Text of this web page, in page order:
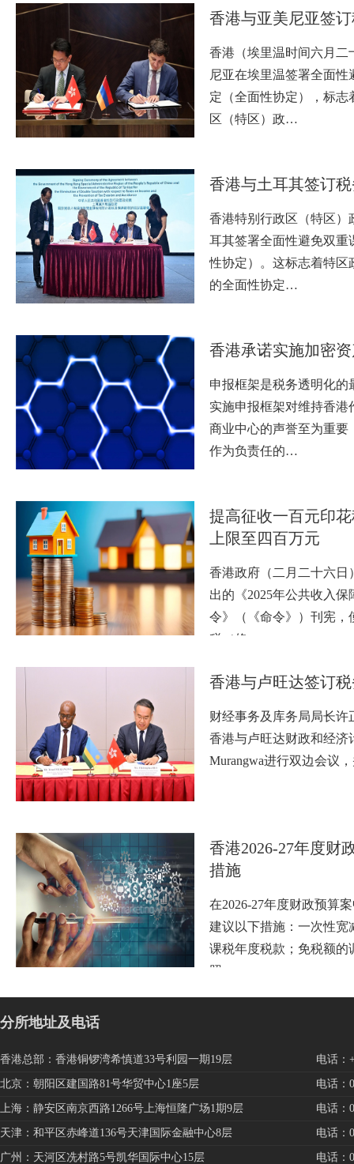
香港与亚美尼亚签
香港（埃里温时间六月二
尼亚在埃里温签署全面性
定（全面性协定），标志
区（特区）政…
香港与土耳其签订
香港特别行政区（特区）
耳其签署全面性避免双重
性协定）。这标志着特区
的全面性协定…
香港承诺实施加密
申报框架是税务透明化的
实施申报框架对维持香港
商业中心的声誉至为重要
作为负责任的…
提高征收一百元印
上限至四百万元
香港政府（二月二十六日
出的《2025年公共收入保
令》（《命令》）刊宪，
税（修…
香港与卢旺达签订
财经事务及库务局局长许
香港与卢旺达财政和经济
Murangwa进行双边会议
香港2026-27年度财
措施
在2026-27年度财政预算
建议以下措施：一次性宽
课税年度税款；免税额的
照…
分所地址及电话
香港总部：香港铜锣湾希慎道33号利园一期19层 电话：
北京：朝阳区建国路81号华贸中心1座5层 电话：
上海：静安区南京西路1266号上海恒隆广场1期9层 电话：
天津：和平区赤峰道136号天津国际金融中心8层 电话：
广州：天河区冼村路5号凯华国际中心15层 电话：